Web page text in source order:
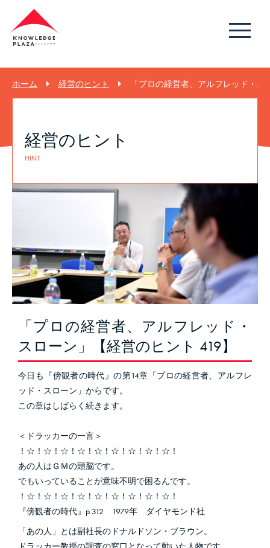
ホーム 経営のヒント 「プロの経営者、アルフレッド・
経営のヒント
HINT
「プロの経営者、アルフレッド・
スローン」【経営のヒント 419】
今日も『傍観者の時代』の第14章「プロの経営者、アルフレ
ッド・スローン」からです。
この章はしばらく続きます。
＜ドラッカーの一言＞
！☆！☆！☆！☆！☆！☆！☆！☆！☆！
あの人はＧＭの頭脳です。
でもいっていることが意味不明で困るんです。
！☆！☆！☆！☆！☆！☆！☆！☆！☆！
『傍観者の時代』p.312 1979年 ダイヤモンド社
「あの人」とは副社長のドナルドソン・ブラウン。